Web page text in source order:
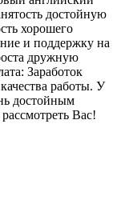
достойную
хорошего
и поддержку на
дружную
Заработок
работы. У
достойным
Вас!